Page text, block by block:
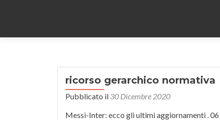
ricorso gerarchico normativa
Pubblicato il 30 Dicembre 2020
Messi-Inter: ecco gli ultimi aggiornamenti . 06 settembre 2020, 04:28; Inter, dal sogno Messi all'austerity forzata. Go to Shop. L’ingaggio del giocatore si aggira intorno ai 6 milioni di euro netti. Notizie; Caos diritti TV, l’intercettazione a Malagò e la furia di Conte per la truffa. La realtà è diversa. Real Madrid di poter mirare lo sguardo verso giocatori come Mbappé o Haaland. Le voci relative al possibile interessamento da parte dei nerazzurri per Leo Messi, continuano a tener banco all’interno del dibattito di casa nerazzurra. barcellona, a kiev senza messi Novembre 23, 2020 0 Di Domenico Vetro Notizia inaspettata in casa Barcellona, infatti Lionel Messi non sarà presente per la trasferta in casa della Dinamo Kiev in programma domani sera perché non convocato dall’allenatore Koeman. 03 ore e 40 minuti fa . Inter, l’Ast dà il via libera ai convocati in Nazionale, Copyright © 2021 Smart Media Web SRL | Portale dedicato al Pianeta Inter di Footballnews24.it, Sul fenomeno argentino, infatti, è forte l’Inter di Zhang, il quale sarebbe pronto a chiedere un aiuto al governo, Calciomercato Inter, Allegri choc: la richiesta fa tremare Zhang, reparto offensivo insieme a Lautaro Martinez, uno dei profili nuovamente accostati ai nerazzurri sembra essere quello del centrocampista del Real Madrid Isco. IL RETROSCENA: https://bit.ly/3jSnmG3 Cosa ne pensate?? È ufficiale.La notizia è stata data al direttore del Foglio sportivo Piero Vietti. Sport EN. Il bilancio economico del Barcellona non naviga in buone acque, anzi. Crediamoci” by Andrea Ingrassia 17/10/2020 09:45, 9:45 am 46 Views. Dove andrà Messi? NEWS CALCIOMERCATO INTER – In un giorno in cui si deciderà il futuro della panchina e dell’assetto societario dell’Inter, i tifosi nerazzurri vengono accesi anche dal mercato. Secondo le ultime voci provenienti da Milano, la trattativa potrebbe presto subire l’ennesima svolta. IN SPORT.ES. Inter, futuro Handanovic: tra scudetto e rinnovo, Inter, Eriksen: la rete nel derby e la svolta in campionato, Inter, volata scudetto: Conte prepara le ultime 11, Inter, rischio fallimento? FIFA agent Alessio Sundas insists he wants to take Lionel Messi in Italy. Messi-Inter, la notizia è appena arrivata: sapete cosa abbiamo saputo? In vista della prossima sessione di calciomercato, Antonio Conte avrebbe puntato lo sguardo sul centrocampista del Real Madrid Isco. We would like to show you a description here but the site won’t allow us. 0. L’argentino deciso a lasciare il Barcellona, ma il Manchester City è in vantaggio sulle altre: contratto di 5 anni Il giocatore che rientrerebbe tra gli interessi della società nerazzurra sarebbe il centrocampista Eden Hazard. 0 share; Facebook; Twitter; Diego Milito, ex centravanti dell'Inter. Men € 98.99. Fonti vicine al giocatore hanno spiegato che Lautaro ha scelto il Barcellona dopo aver ricevuto una chiamata da Messi a marzo", si legge. Skip to the content. Inter, parla Milito: “Messi? Di fatti, il suo valore economico tocca gli 80 milioni di euro. Ultime notizie > inter_messi. Il Real Madrid, che non vorrebbe perdere il giocatore a parametro zero, potrebbe avanzare un’offerta basata su uno scambio. Go to Shop. Calciomercato Inter, Vidal dice addio a costo zero? La sola possibilità di vedere Leo lontano da Barcellona stupisce chiunque; in primis perchè sembrava un matrimonio destinato a non finire mai, e in seconda battuta perchè nascerebbe una curiosità infinita su quale sarà la sua prossima squadra. La trattativa per portare in squadra il giocatore, potrebbe concretizzarsi in caso di retrocessione del Cagliari. 27 aprile 2020 (modifica il 27 gennaio 2021 | 11:33), Testata giornalistica registrata - Aut.Trib.di Bologna n. 8183 del 17/05/2011 AMALA S.N.C. Suning deve vendere, Inter, Mancini chiama i nerazzurri: interviene la